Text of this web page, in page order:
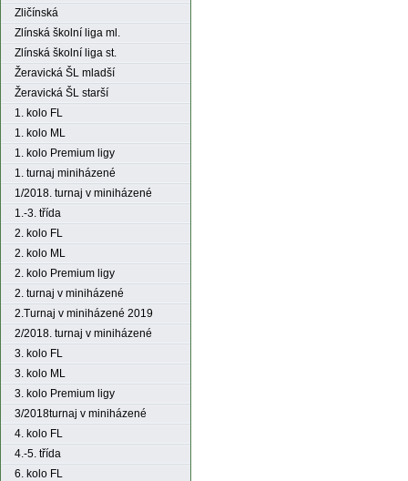
Zličínská
Zlínská školní liga ml.
Zlínská školní liga st.
Žeravická ŠL mladší
Žeravická ŠL starší
1. kolo FL
1. kolo ML
1. kolo Premium ligy
1. turnaj miniházené
1/2018. turnaj v miniházené
1.-3. třída
2. kolo FL
2. kolo ML
2. kolo Premium ligy
2. turnaj v miniházené
2.Turnaj v miniházené 2019
2/2018. turnaj v miniházené
3. kolo FL
3. kolo ML
3. kolo Premium ligy
3/2018turnaj v miniházené
4. kolo FL
4.-5. třída
6. kolo FL